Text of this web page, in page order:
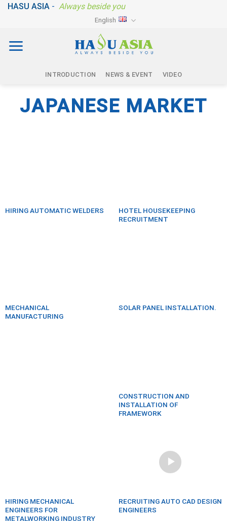
SkipHASU ASIA - Always beside you
English
INTRODUCTION NEWS & EVENT VIDEO
JAPANESE MARKET
HIRING AUTOMATIC WELDERS
HOTEL HOUSEKEEPING
RECRUITMENT
MECHANICAL
MANUFACTURING
SOLAR PANEL INSTALLATION.
CONSTRUCTION AND
INSTALLATION OF
FRAMEWORK
HIRING MECHANICAL
ENGINEERS FOR
METALWORKING INDUSTRY
RECRUITING AUTO CAD DESIGN
ENGINEERS